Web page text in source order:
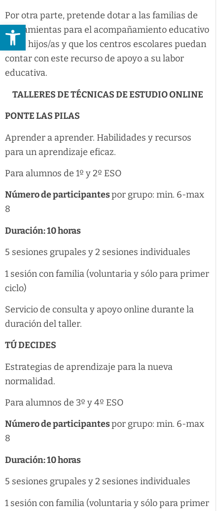
Abrir barra de herramientas
Por otra parte, pretende dotar a las familias de
herramientas para el acompañamiento educativo
a sus hijos/as y que los centros escolares puedan
contar con este recurso de apoyo a su labor
educativa.
TALLERES DE TÉCNICAS DE ESTUDIO ONLINE
PONTE LAS PILAS
Aprender a aprender. Habilidades y recursos
para un aprendizaje eficaz.
Para alumnos de 1º y 2º ESO
Número de participantespor grupo: min. 6-max
8
Duración: 10 horas
5 sesiones grupales y 2 sesiones individuales
1 sesión con familia (voluntaria y sólo para primer
ciclo)
Servicio de consulta y apoyo online durante la
duración del taller.
TÚ DECIDES
Estrategias de aprendizaje para la nueva
normalidad.
Para alumnos de 3º y 4º ESO
Número de participantespor grupo: min. 6-max
8
Duración: 10 horas
5 sesiones grupales y 2 sesiones individuales
1 sesión con familia (voluntaria y sólo para primer